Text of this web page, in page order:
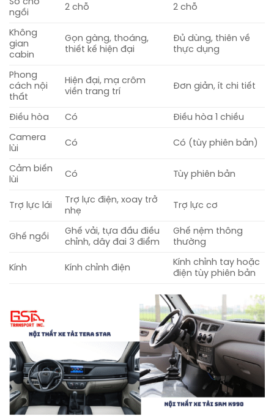
ngồi
2 chỗ 2 chỗ
Không
gian
cabin
Gọn gàng, thoáng,
thiết kế hiện đại
Đủ dùng, thiên về
thực dụng
Phong
cách nội
thất
Hiện đại, mạ crôm
viền trang trí
Đơn giản, ít chi tiết
Điều hòa Có Điều hòa 1 chiều
Camera
lùi
Có Có (tùy phiên bản)
Cảm biến
lùi
Có Tùy phiên bản
Trợ lực lái
Trợ lực điện, xoay trở
nhẹ
Trợ lực cơ
Ghế ngồi
Ghế vải, tựa đầu điều
chỉnh, dây đai 3 điểm
Ghế nệm thông
thường
Kính Kính chỉnh điện
Kính chỉnh tay hoặc
điện tùy phiên bản